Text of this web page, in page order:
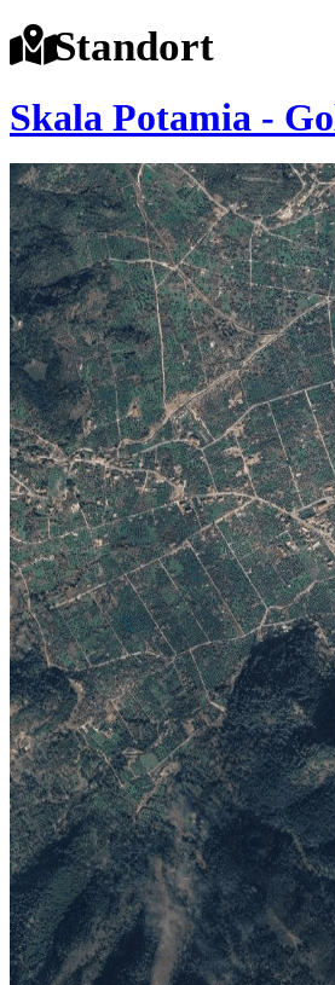
Standort
Skala Potamia -